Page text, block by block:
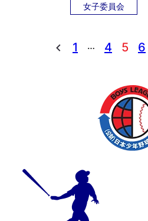
女子委員会
1 … 4 5 6